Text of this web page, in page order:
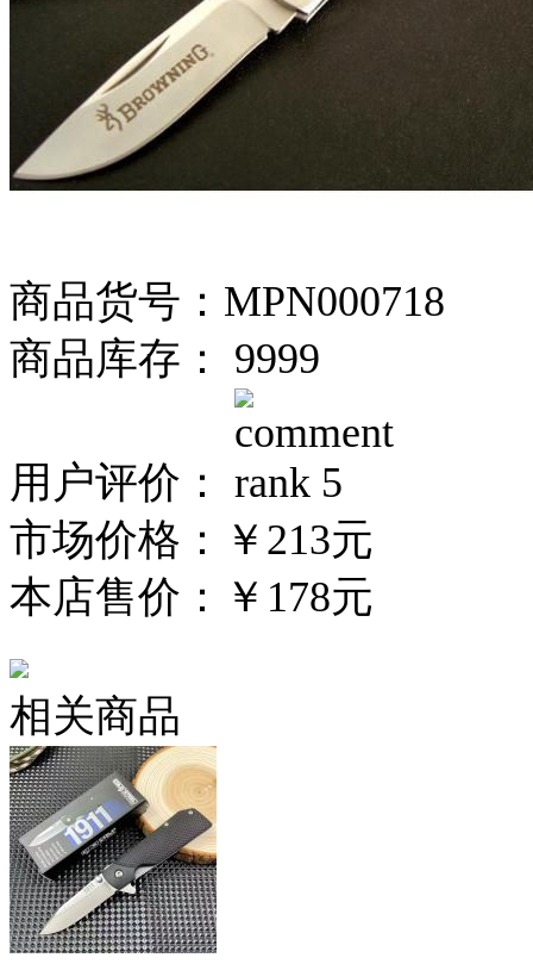
商品货号：MPN000718
商品库存： 9999
用户评价：
市场价格： ￥213元
本店售价： ￥178元
相关商品